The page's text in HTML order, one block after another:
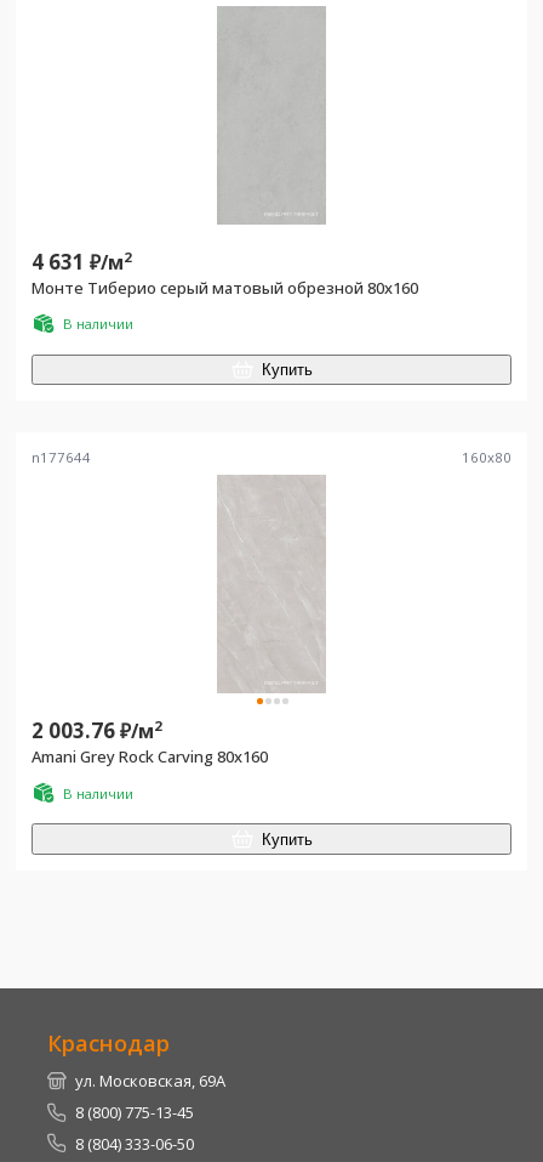
4 631 ₽/м2
Монте Тиберио серый матовый обрезной 80x160
В наличии
Купить
n177644 160x80
2 003.76₽/м2
Amani Grey Rock Carving 80x160
В наличии
Купить
Краснодар
ул. Московская, 69А
8 (800) 775-13-45
8 (804) 333-06-50